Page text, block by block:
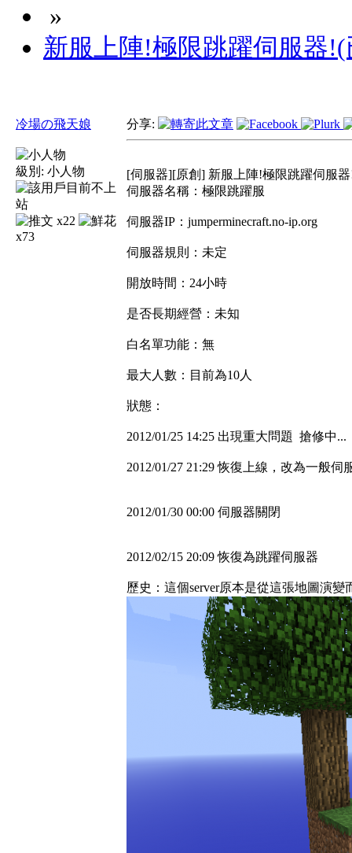
»
新服上陣!極限跳躍伺服器
冷場の飛天娘
級別: 小人物
x22
x73
分享:
[伺服器][原創] 新服上陣!極限跳躍伺服
伺服器名稱：極限跳躍服
伺服器IP：jumperminecraft.no-ip.org
伺服器規則：未定
開放時間：24小時
是否長期經營：未知
白名單功能：無
最大人數：目前為10人
狀態：
2012/01/25 14:25 出現重大問題 搶修中...
2012/01/27 21:29 恢復上線，改為一般伺
2012/01/30 00:00 伺服器關閉
2012/02/15 20:09 恢復為跳躍伺服器
歷史：這個server原本是從這張地圖演變